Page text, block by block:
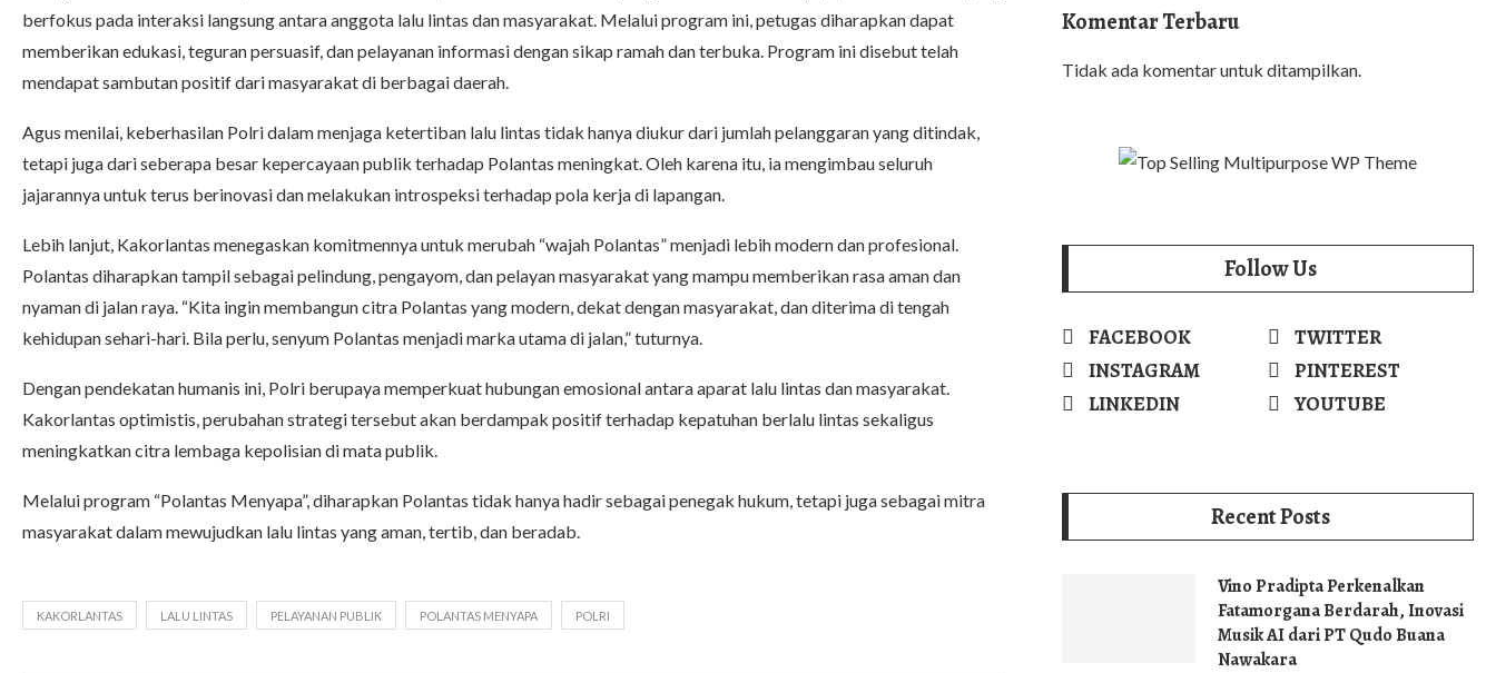
berfokus pada interaksi langsung antara anggota lalu lintas dan masyarakat. Melalui program ini, petugas diharapkan dapat
memberikan edukasi, teguran persuasif, dan pelayanan informasi dengan sikap ramah dan terbuka. Program ini disebut telah
mendapat sambutan positif dari masyarakat di berbagai daerah.
Agus menilai, keberhasilan Polri dalam menjaga ketertiban lalu lintas tidak hanya diukur dari jumlah pelanggaran yang ditindak,
tetapi juga dari seberapa besar kepercayaan publik terhadap Polantas meningkat. Oleh karena itu, ia mengimbau seluruh
jajarannya untuk terus berinovasi dan melakukan introspeksi terhadap pola kerja di lapangan.
Lebih lanjut, Kakorlantas menegaskan komitmennya untuk merubah “wajah Polantas” menjadi lebih modern dan profesional.
Polantas diharapkan tampil sebagai pelindung, pengayom, dan pelayan masyarakat yang mampu memberikan rasa aman dan
nyaman di jalan raya. “Kita ingin membangun citra Polantas yang modern, dekat dengan masyarakat, dan diterima di tengah
kehidupan sehari-hari. Bila perlu, senyum Polantas menjadi marka utama di jalan,” tuturnya.
Dengan pendekatan humanis ini, Polri berupaya memperkuat hubungan emosional antara aparat lalu lintas dan masyarakat.
Kakorlantas optimistis, perubahan strategi tersebut akan berdampak positif terhadap kepatuhan berlalu lintas sekaligus
meningkatkan citra lembaga kepolisian di mata publik.
Melalui program “Polantas Menyapa”, diharapkan Polantas tidak hanya hadir sebagai penegak hukum, tetapi juga sebagai mitra
masyarakat dalam mewujudkan lalu lintas yang aman, tertib, dan beradab.
KAKORLANTAS LALU LINTAS PELAYANAN PUBLIK POLANTAS MENYAPA POLRI
Komentar Terbaru
Tidak ada komentar untuk ditampilkan.
Follow Us
FACEBOOK
TWITTER
INSTAGRAM
PINTEREST
LINKEDIN
YOUTUBE
Recent Posts
Vino Pradipta Perkenalkan
Fatamorgana Berdarah, Inovasi
Musik AI dari PT Qudo Buana
Nawakara